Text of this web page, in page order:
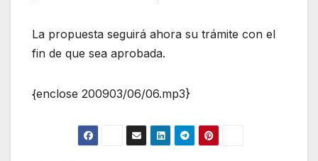
La propuesta seguirá ahora su trámite con el
fin de que sea aprobada.
{enclose 200903/06/06.mp3}